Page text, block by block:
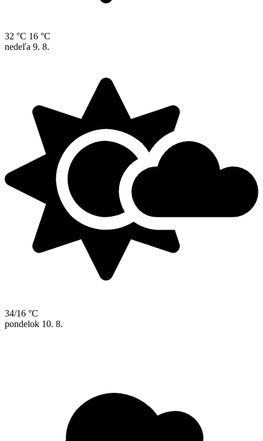
32 °C 16 °C
nedeľa 9. 8.
34/16 °C
pondelok 10. 8.